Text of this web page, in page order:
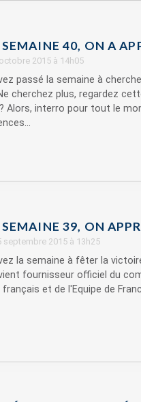
40, ON A
2015 à 14h05
passé la semaine à
cherchez plus, regardez
Alors, interro pour tout le
39, ON
septembre 2015 à 13h25
la semaine à fêter la
fournisseur officiel du
et de l'Equipe de